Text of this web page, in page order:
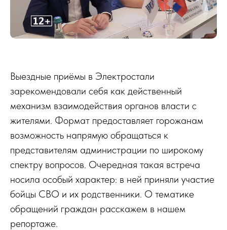
Выездные приёмы в Электростали
зарекомендовали себя как действенный
механизм взаимодействия органов власти с
жителями. Формат предоставляет горожанам
возможность напрямую обращаться к
представителям администрации по широкому
спектру вопросов. Очередная такая встреча
носила особый характер: в ней приняли участие
бойцы СВО и их родственники. О тематике
обращений граждан расскажем в нашем
репортаже.